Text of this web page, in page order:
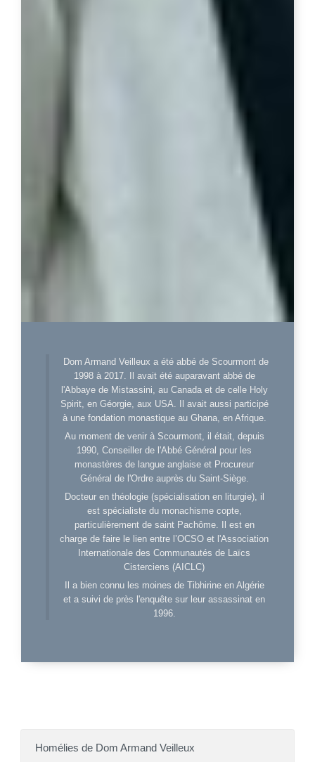
Dom Armand Veilleux a été abbé de Scourmont de
1998 à 2017. Il avait été auparavant abbé de
l'Abbaye de Mistassini, au Canada et de celle Holy
Spirit, en Géorgie, aux USA. Il avait aussi participé
à une fondation monastique au Ghana, en Afrique.
Au moment de venir à Scourmont, il était, depuis
1990, Conseiller de l'Abbé Général pour les
monastères de langue anglaise et Procureur
Général de l'Ordre auprès du Saint-Siège.
Docteur en théologie (spécialisation en liturgie), il
est spécialiste du monachisme copte,
particulièrement de saint Pachôme. Il est en
charge de faire le lien entre l’OCSO et l'Association
Internationale des Communautés de Laïcs
Cisterciens (AICLC)
Il a bien connu les moines de Tibhirine en Algérie
et a suivi de près l'enquête sur leur assassinat en
1996.
Homélies de Dom Armand Veilleux